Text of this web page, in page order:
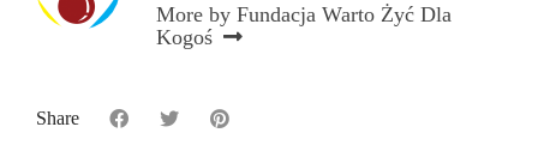
More by Fundacja Warto Żyć Dla
Kogoś
Share